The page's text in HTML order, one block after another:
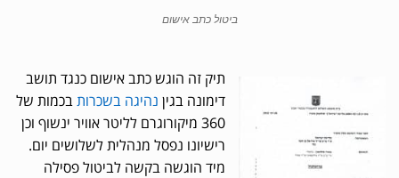
ביטול כתב אישום
תיק זה הוגש כתב אישום כנגד תושב
דימונה בגין נהיגה בשכרותבכמות של
360 מיקורוגרם לליטר אוויר ינשוף וכן
רישיונו נפסל מנהלית לשלושים יום.
מיד הוגשה בקשה לביטול פסילה